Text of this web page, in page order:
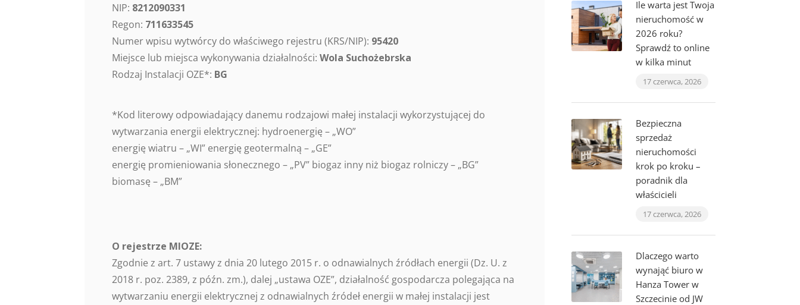
NIP: 8212090331
Regon: 711633545
Numer wpisu wytwórcy do właściwego rejestru (KRS/NIP): 95420
Miejsce lub miejsca wykonywania działalności: Wola Suchożebrska
Rodzaj Instalacji OZE*: BG
*Kod literowy odpowiadający danemu rodzajowi małej instalacji wykorzystującej do
wytwarzania energii elektrycznej: hydroenergię – „WO”
energię wiatru – „WI” energię geotermalną – „GE”
energię promieniowania słonecznego – „PV” biogaz inny niż biogaz rolniczy – „BG”
biomasę – „BM”
O rejestrze MIOZE:
Zgodnie z art. 7 ustawy z dnia 20 lutego 2015 r. o odnawialnych źródłach energii (Dz. U. z
2018 r. poz. 2389, z późn. zm.), dalej „ustawa OZE”, działalność gospodarcza polegająca na
wytwarzaniu energii elektrycznej z odnawialnych źródeł energii w małej instalacji jest
Ile warta jest Twoja
nieruchomość w
2026 roku?
Sprawdź to online
w kilka minut
17 czerwca, 2026
Bezpieczna
sprzedaż
nieruchomości
krok po kroku –
poradnik dla
właścicieli
17 czerwca, 2026
Dlaczego warto
wynająć biuro w
Hanza Tower w
Szczecinie od JW